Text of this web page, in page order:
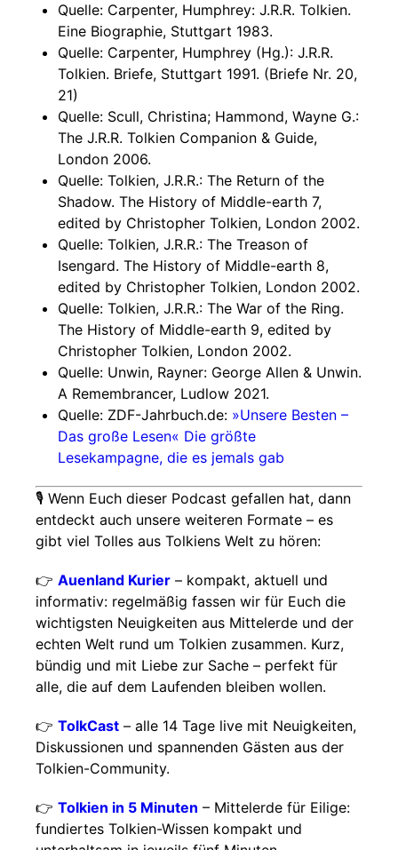
Quelle: Carpenter, Humphrey: J.R.R. Tolkien.
Eine Biographie, Stuttgart 1983.
Quelle: Carpenter, Humphrey (Hg.): J.R.R.
Tolkien. Briefe, Stuttgart 1991. (Briefe Nr. 20,
21)
Quelle: Scull, Christina; Hammond, Wayne G.:
The J.R.R. Tolkien Companion & Guide,
London 2006.
Quelle: Tolkien, J.R.R.: The Return of the
Shadow. The History of Middle-earth 7,
edited by Christopher Tolkien, London 2002.
Quelle: Tolkien, J.R.R.: The Treason of
Isengard. The History of Middle-earth 8,
edited by Christopher Tolkien, London 2002.
Quelle: Tolkien, J.R.R.: The War of the Ring.
The History of Middle-earth 9, edited by
Christopher Tolkien, London 2002.
Quelle: Unwin, Rayner: George Allen & Unwin.
A Remembrancer, Ludlow 2021.
Quelle: ZDF-Jahrbuch.de: »Unsere Besten –
Das große Lesen« Die größte
Lesekampagne, die es jemals gab
🎙 Wenn Euch dieser Podcast gefallen hat, dann
entdeckt auch unsere weiteren Formate – es
gibt viel Tolles aus Tolkiens Welt zu hören:
👉 Auenland Kurier – kompakt, aktuell und
informativ: regelmäßig fassen wir für Euch die
wichtigsten Neuigkeiten aus Mittelerde und der
echten Welt rund um Tolkien zusammen. Kurz,
bündig und mit Liebe zur Sache – perfekt für
alle, die auf dem Laufenden bleiben wollen.
👉 TolkCast – alle 14 Tage live mit Neuigkeiten,
Diskussionen und spannenden Gästen aus der
Tolkien-Community.
👉 Tolkien in 5 Minuten – Mittelerde für Eilige:
fundiertes Tolkien-Wissen kompakt und